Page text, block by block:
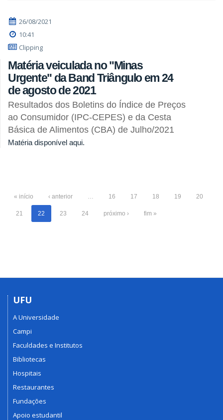
26/08/2021
10:41
Clipping
Matéria veiculada no "Minas
Urgente" da Band Triângulo em 24
de agosto de 2021
Resultados dos Boletins do Índice de Preços
ao Consumidor (IPC-CEPES) e da Cesta
Básica de Alimentos (CBA) de Julho/2021
Matéria disponível aqui.
« início ‹ anterior … 16 17 18 19 20
21 22 23 24 próximo › fim »
UFU
A Universidade
Campi
Faculdades e Institutos
Bibliotecas
Hospitais
Restaurantes
Fundações
Apoio estudantil